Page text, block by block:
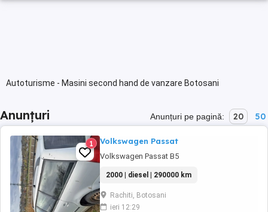
Autoturisme - Masini second hand de vanzare Botosani
Anunțuri Anunțuri pe pagină: 20 50
1 Volkswagen Passat
Volkswagen Passat B5
2000 | diesel | 290000 km
Rachiti, Botosani
ieri 12:29